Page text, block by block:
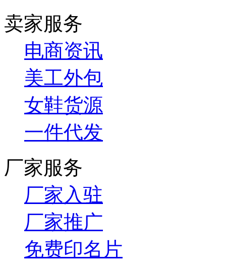
卖家服务
电商资讯
美工外包
女鞋货源
一件代发
厂家服务
厂家入驻
厂家推广
免费印名片